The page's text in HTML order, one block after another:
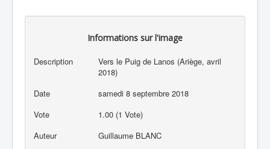
Informations sur l'image
Description
Vers le Puig de Lanos (Ariège, avril
2018)
Date
samedi 8 septembre 2018
Vote
1.00 (1 Vote)
Auteur
Guillaume BLANC